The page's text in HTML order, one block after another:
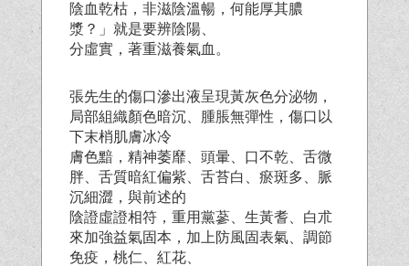
陰血乾枯，非滋陰溫暢，何能厚其膿
漿？」就是要辨陰陽、
分虛實，著重滋養氣血。
張先生的傷口滲出液呈現黃灰色分泌物，
局部組織顏色暗沉、腫脹無彈性，傷口以
下末梢肌膚冰冷
膚色黯，精神萎靡、頭暈、口不乾、舌微
胖、舌質暗紅偏紫、舌苔白、瘀斑多、脈
沉細澀，與前述的
陰證虛證相符，重用黨蔘、生黃耆、白朮
來加強益氣固本，加上防風固表氣、調節
免疫，桃仁、紅花、